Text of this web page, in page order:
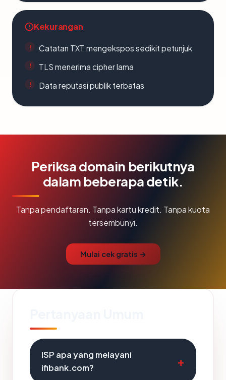
Kekurangan
Catatan TXT mengekspos sedikit petunjuk
TLS menerima cipher lama
Data reputasi publik terbatas
Periksa domain berikutnya
dalam beberapa detik.
Tanpa pendaftaran. Tanpa kartu kredit. Tanpa kuota
tersembunyi.
Mulai cek gratis →
ISP apa yang melayani
ifibank.com?